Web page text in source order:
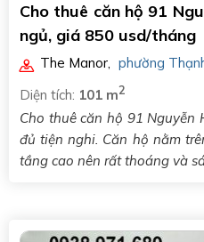
Cho thuê căn hộ 91
ngủ, giá 850 usd/tháng
The Manor, phường
Diện tích: 101 m2
Cho thuê căn hộ 91 Nguyễn
đủ tiện nghi. Căn hộ nằm
tầng cao nên rất thoáng và